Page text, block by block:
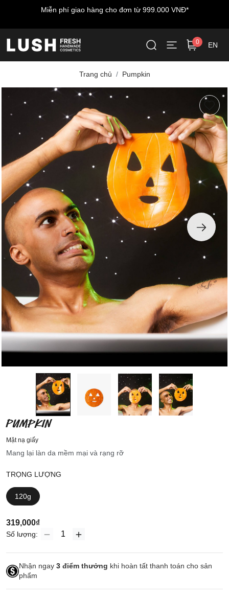
Miễn phí vận chuyển cho đơn hàng đầu tiên - nhập mã:
0 EN
Trang chủ Pumpkin
PUMPKIN
Mặt nạ giấy
Mang lại làn da mềm mại và rạng rỡ
TRỌNG LƯỢNG
120g
319,000₫
Số lượng:
Nhận ngay 3 điểm thưởng khi hoàn tất thanh toán cho sản
phẩm